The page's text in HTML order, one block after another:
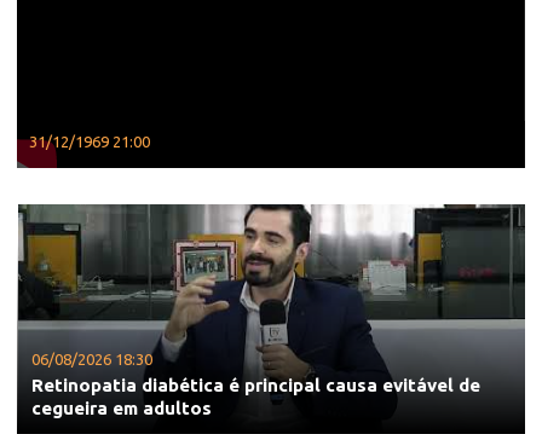
31/12/1969 21:00
06/08/2026 18:30
Retinopatia diabética é principal causa evitável de
cegueira em adultos